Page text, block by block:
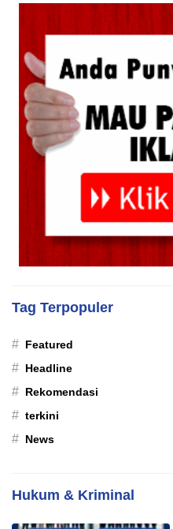
Tag Terpopuler
# Featured
# Headline
# Rekomendasi
# terkini
# News
Hukum & Kriminal